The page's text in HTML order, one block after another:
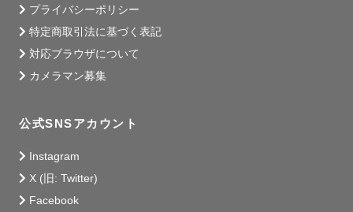
プライバシーポリシー
特定商取引法に基づく表記
対応ブラウザについて
カメラマン募集
公式SNSアカウント
Instagram
X (旧: Twitter)
Facebook